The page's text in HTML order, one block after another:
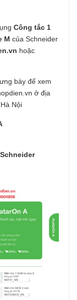
Công tắc 1
M của Schneider
hoặc
bày để xem
ở địa
Nội